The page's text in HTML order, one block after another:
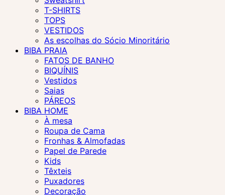
T-SHIRTS
TOPS
VESTIDOS
As escolhas do Sócio Minoritário
BIBA PRAIA
FATOS DE BANHO
BIQUÍNIS
Vestidos
Saias
PÁREOS
BIBA HOME
À mesa
Roupa de Cama
Fronhas & Almofadas
Papel de Parede
Kids
Têxteis
Puxadores
Decoração